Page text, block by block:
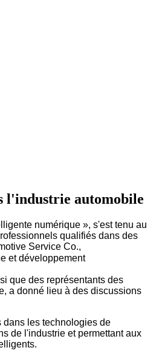
l'industrie automobile
numérique », s'est tenu au
qualifiés dans des
Service Co.,
et développement
que des représentants des
a donné lieu à des discussions
dans les technologies de
de l'industrie et permettant aux